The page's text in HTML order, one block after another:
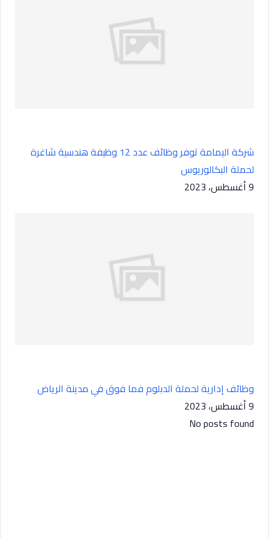
شركة اليمامة توفر وظائف عدد 12 وظيفة هندسية شاغرة
لحملة البكالوريوس
9 أغسطس، 2023
وظائف إدارية لحملة الدبلوم فما فوق في مدينة الرياض
9 أغسطس، 2023
No posts found